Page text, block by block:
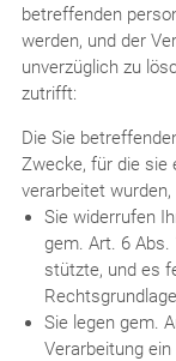
betreffenden
werden, und der
unverzüglich zu
zutrifft:
Die Sie
Zwecke, für die sie
verarbeitet
Sie widerrufen
gem. Art. 6 Abs.
stützte, und es
Sie legen gem.
Verarbeitung